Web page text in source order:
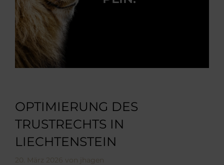
OPTIMIERUNG DES
TRUSTRECHTS IN
LIECHTENSTEIN
20. März 2026 von jhagen